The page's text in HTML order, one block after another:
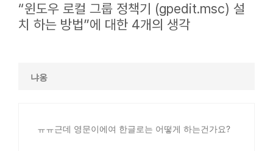
“윈도우 로컬 그룹 정책기 (gpedit.msc) 설
치 하는 방법”에 대한 4개의 생각
냐옹
ㅠㅠ근데 영문이에여 한글로는 어떻게 하는건가요?